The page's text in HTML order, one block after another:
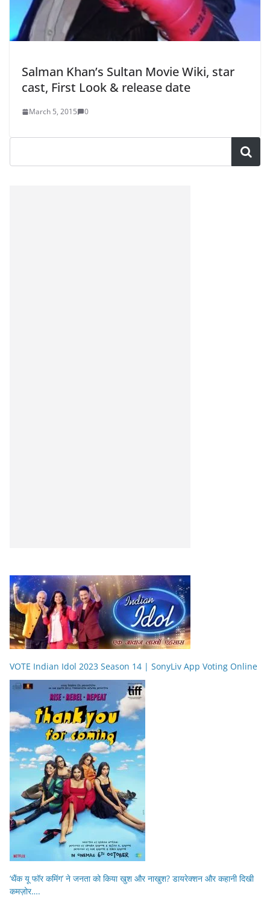
Salman Khan’s Sultan Movie Wiki, star
cast, First Look & release date
March 5, 2015 0
VOTE Indian Idol 2023 Season 14 | SonyLiv App Voting Online
‘थैंक यू फॉर कमिंग’ ने जनता को किया खुश और नाखुश? डायरेक्शन और कहानी दिखी
कमज़ोर….